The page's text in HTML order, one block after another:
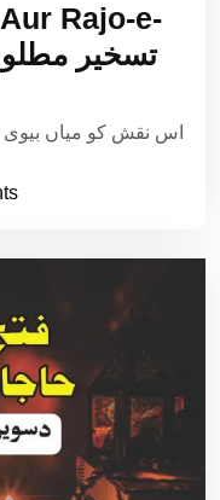
Rehman
Rajo-e-
اس نقش کو میاں بیوی